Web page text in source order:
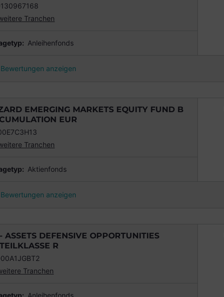
Tranchen
Anleihenfonds
Bewertungen anzeigen
EMERGING MARKETS EQUITY FUND B
EUR
Tranchen
Aktienfonds
Bewertungen anzeigen
ASSETS DEFENSIVE OPPORTUNITIES
R
Tranchen